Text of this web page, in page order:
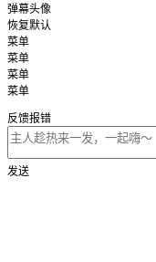
弹幕头像
恢复默认
菜单
菜单
菜单
菜单
反馈报错
发送